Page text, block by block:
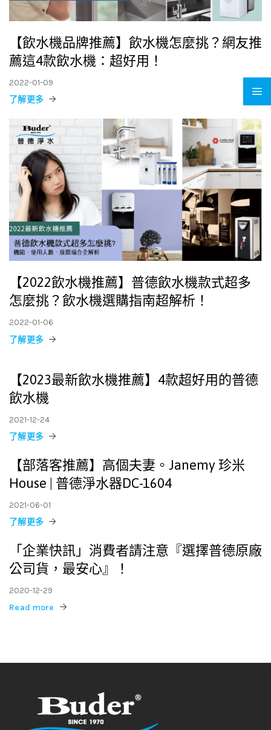
【飲水機品牌推薦】飲水機怎麼挑？網友推
薦這4款飲水機：超好用！
2022-01-09
了解更多
【2022飲水機推薦】普德飲水機款式超多
怎麼挑？飲水機選購指南超解析！
2022-01-06
了解更多
【2023最新飲水機推薦】4款超好用的普德
飲水機
2021-12-24
了解更多
【部落客推薦】高個夫妻。Janemy 珍米
House | 普德淨水器DC-1604
2021-06-01
了解更多
「企業快訊」消費者請注意『選擇普德原廠
公司貨，最安心』！
2020-12-29
Read more